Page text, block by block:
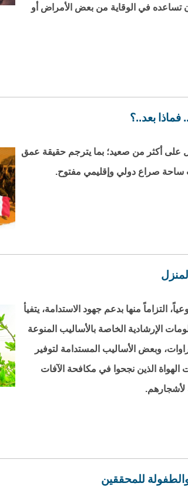
في الوقاية من بعض الأمراض أو
بعد..؟
على أكثر من صعيد؛ بما يترجم حقيقة عمق
ساحة صراع دولي وإقليمي مفتوح.
التزاماً منها بدعم جهود الاستدامة، يتفيأ
الإرشادية الخاصة بالأساليب المنوعة
وبعض الأساليب المستدامة لتوفير
الهواة الذين نجحوا في مكافحة الآفات
لأشجارهم.
للمحققين